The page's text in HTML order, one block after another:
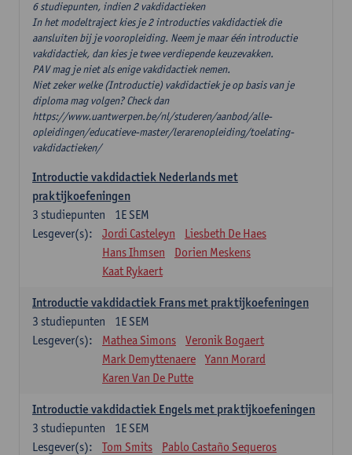
6 studiepunten, indien 2 vakdidactieken
In het modeltraject kies je 2 introducties vakdidactiek die
aansluiten bij je vooropleiding. Neem je maar één introductie
vakdidactiek, dan kies je twee verdiepende keuzevakken.
PAV mag je niet als enige vakdidactiek nemen.
Niet zeker welke (Introductie) vakdidactiek je op basis van je
diploma mag volgen? Check dan
https://www.uantwerpen.be/nl/studeren/aanbod/alle-
opleidingen/educatieve-master/lerarenopleiding/toelating-
vakdidactieken/
Introductie vakdidactiek Nederlands met
praktijkoefeningen
1E SEM
3 studiepunten
Lesgever(s):
Jordi Casteleyn
Liesbeth De Haes
Hans Ihmsen
Dorien Meskens
Kaat Rykaert
Introductie vakdidactiek Frans met praktijkoefeningen
1E SEM
3 studiepunten
Lesgever(s):
Mathea Simons
Veronik Bogaert
Mark Demyttenaere
Yann Morard
Karen Van De Putte
Introductie vakdidactiek Engels met praktijkoefeningen
1E SEM
3 studiepunten
Lesgever(s):
Tom Smits
Pablo Castaño Sequeros